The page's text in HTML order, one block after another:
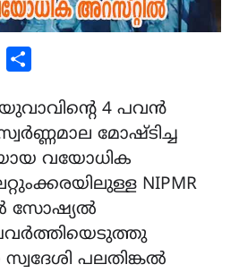
Copy
4 പവൻ
മോഷ്ടിച്ച
വയോധിക
NIPMR
സോഷ്യൽ
പലതിങ്കൽ